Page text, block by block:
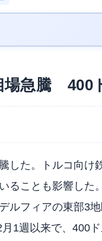
場急騰 400
した。トルコ向け
ることも影響し
ルフィアの東部3
1週以来で、400